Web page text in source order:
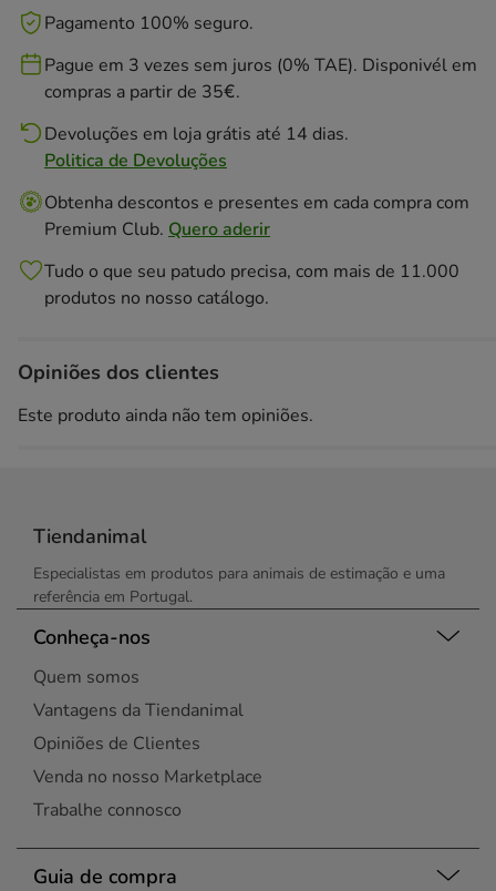
Pagamento 100% seguro.
Pague em 3 vezes sem juros (0% TAE). Disponivél em
compras a partir de 35€.
Devoluções em loja grátis até 14 dias.
Politica de Devoluções
Obtenha descontos e presentes em cada compra com
Premium Club. Quero aderir
Tudo o que seu patudo precisa, com mais de 11.000
produtos no nosso catálogo.
Opiniões dos clientes
Este produto ainda não tem opiniões.
Tiendanimal
Especialistas em produtos para animais de estimação e uma
referência em Portugal.
Conheça-nos
Quem somos
Vantagens da Tiendanimal
Opiniões de Clientes
Venda no nosso Marketplace
Trabalhe connosco
Guia de compra